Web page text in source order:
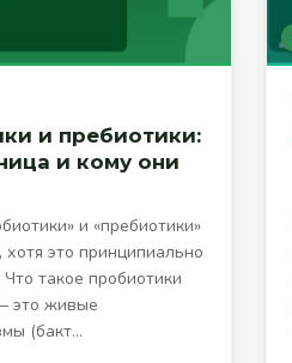
и пребиотики:
и кому они
и «пребиотики»
хотя это принципиально
такое пробиотики
это живые
(бакт…